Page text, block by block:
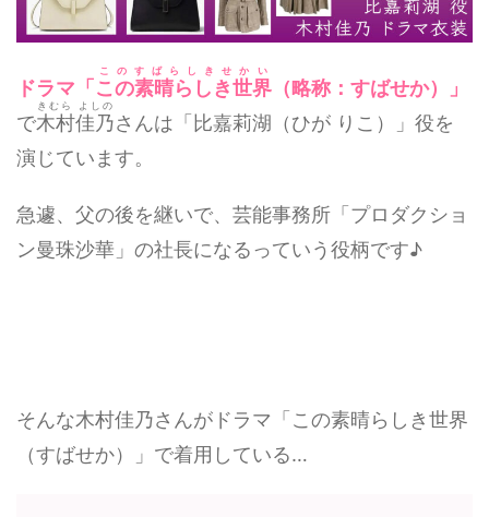
ドラマ「 この素晴らしき世界
このすばらしきせかい
（略称：すばせか）」
で木村佳乃
きむら よしの
さんは「比嘉莉湖（ひが りこ）」役を
演じています。
急遽、父の後を継いで、芸能事務所「プロダクショ
ン曼珠沙華」の社長になるっていう役柄です♪
そんな木村佳乃さんがドラマ「この素晴らしき世界
（すばせか）」で着用している…